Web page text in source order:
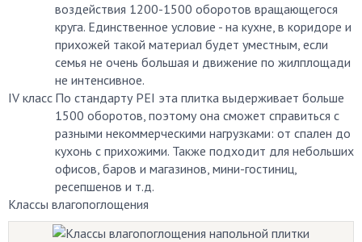
воздействия 1200-1500 оборотов вращающегося
круга. Единственное условие - на кухне, в коридоре и
прихожей такой материал будет уместным, если
семья не очень большая и движение по жилплощади
не интенсивное.
IV класс По стандарту PEI эта плитка выдерживает больше
1500 оборотов, поэтому она сможет справиться с
разными некоммерческими нагрузками: от спален до
кухонь с прихожими. Также подходит для небольших
офисов, баров и магазинов, мини-гостиниц,
ресепшенов и т.д.
Классы влагопоглощения